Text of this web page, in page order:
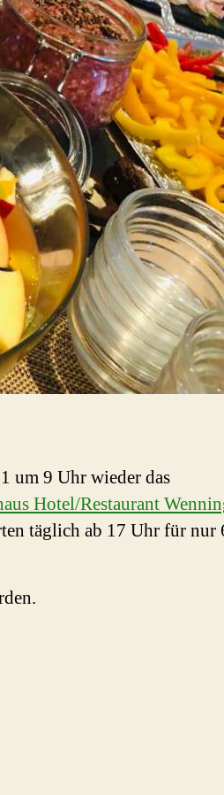
um 9 Uhr wieder das
Hotel/Restaurant
täglich ab 17 Uhr für nur